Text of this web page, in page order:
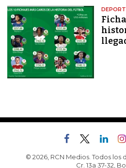
© 2026, RCN Medios. Todos los
Cr. 13a 37-32,